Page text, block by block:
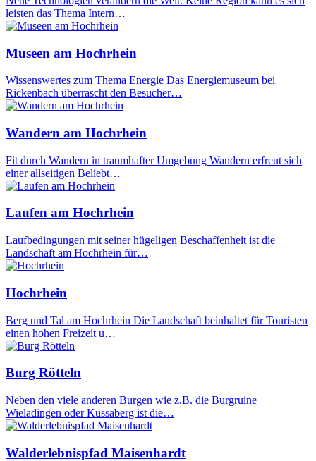
leisten das Thema Intern…
Museen am Hochrhein
Wissenswertes zum Thema Energie Das Energiemuseum bei
Rickenbach überrascht den Besucher…
Wandern am Hochrhein
Fit durch Wandern in traumhafter Umgebung Wandern erfreut sich
einer allseitigen Beliebt…
Laufen am Hochrhein
Laufbedingungen mit seiner hügeligen Beschaffenheit ist die
Landschaft am Hochrhein für…
Hochrhein
Berg und Tal am Hochrhein Die Landschaft beinhaltet für Touristen
einen hohen Freizeit u…
Burg Rötteln
Neben den viele anderen Burgen wie z.B. die Burgruine
Wieladingen oder Küssaberg ist die…
Walderlebnispfad Maisenhardt